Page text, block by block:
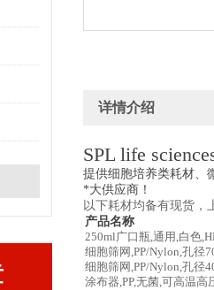
详情介绍
SPL life
提供细胞培养类耗材、
*大供应商！
以下耗材均备有现货，
产品名称
250ml广口瓶,通用,白色
细胞筛网,PP/Nylon,孔径
细胞筛网,PP/Nylon,孔径
涂布器,PP,无菌,可高温高